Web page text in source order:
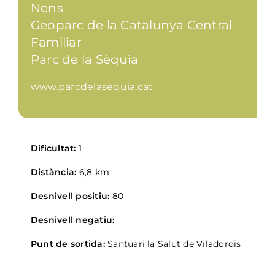
Nens
Geoparc de la Catalunya Central
Familiar
Parc de la Sèquia
www.parcdelasequia.cat
Dificultat: 1
Distància: 6,8 km
Desnivell positiu: 80
Desnivell negatiu:
Punt de sortida:Santuari la Salut de Viladordis